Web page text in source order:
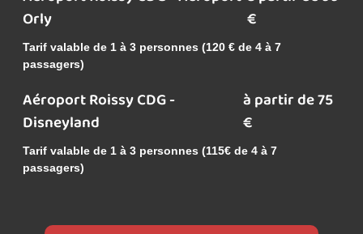
Orly
€
Tarif valable de 1 à 3 personnes (120 € de 4 à 7
passagers)
Aéroport Roissy CDG -
Disneyland
à partir de 75
€
Tarif valable de 1 à 3 personnes (115€ de 4 à 7
passagers)